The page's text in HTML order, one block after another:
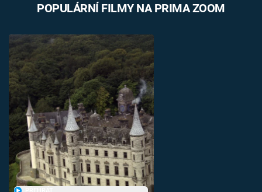
POPULÁRNÍ FILMY NA PRIMA ZOOM